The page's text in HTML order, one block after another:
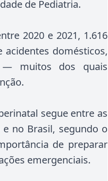
de Pediatria.
2020 e 2021, 1.616
domésticos,
— muitos dos quais
segue entre as
no Brasil, segundo o
de preparar
emergenciais.